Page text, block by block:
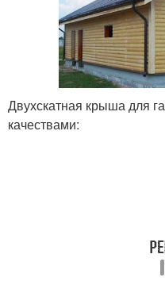
Двухскатная крыша для
качествами: